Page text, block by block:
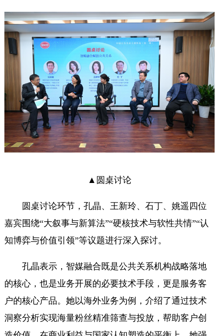
▲圆桌讨论
圆桌讨论环节，孔晶、王新玲、石丁、姚遥四位
嘉宾围绕“大叙事与新算法”“硬核技术与软性共情”“认
知博弈与价值引领”等议题进行深入探讨。
孔晶表示，智媒融合既是公共关系机构战略落地
的核心，也是业务开展的必要技术手段，更是服务客
户的核心产品。她以海外业务为例，介绍了通过技术
洞察分析实现海量粉丝精准筛查与投放，帮助客户创